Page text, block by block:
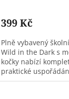
399 Kč
Plně vybavený
Wild in the Dark s
kočky nabízí
praktické
zpracování pro